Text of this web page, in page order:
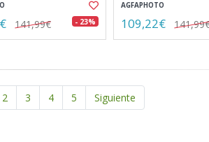
141,99€ - 23%
AGFAPHOTO
109,22€
2 3 4 5 Siguiente